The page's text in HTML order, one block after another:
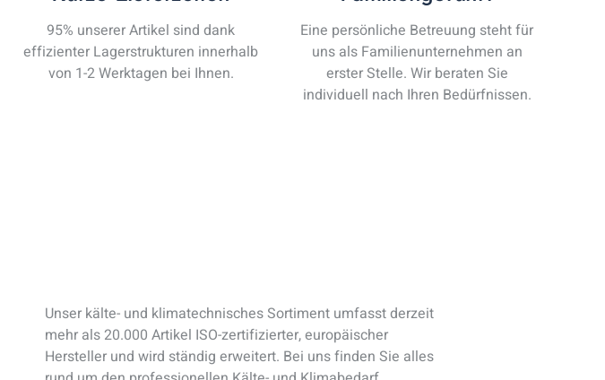
95% unserer Artikel sind dank
effizienter Lagerstrukturen innerhalb
von 1-2 Werktagen bei Ihnen.
Eine persönliche Betreuung steht für
uns als Familienunternehmen an
erster Stelle. Wir beraten Sie
individuell nach Ihren Bedürfnissen.
Unser kälte- und klimatechnisches Sortiment umfasst derzeit
mehr als 20.000 Artikel ISO-zertifizierter, europäischer
Hersteller und wird ständig erweitert. Bei uns finden Sie alles